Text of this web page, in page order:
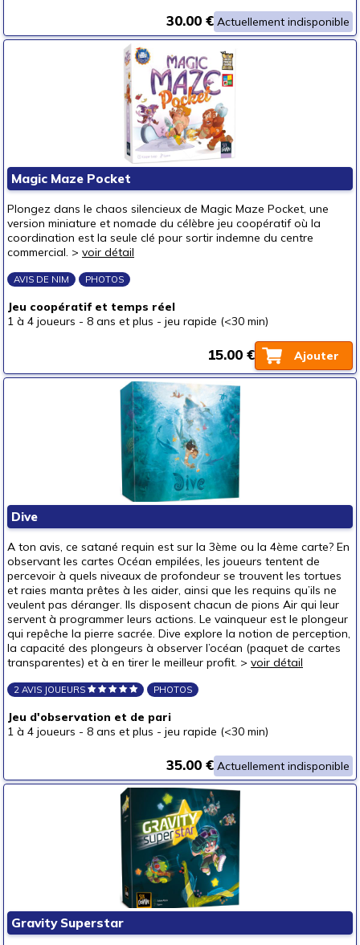
Actuellement indisponible
30.00 €
Magic Maze Pocket
Plongez dans le chaos silencieux de Magic Maze Pocket, une
version miniature et nomade du célèbre jeu coopératif où la
coordination est la seule clé pour sortir indemne du centre
commercial. > voir détail
AVIS DE NIM PHOTOS
Jeu coopératif et temps réel
1 à 4 joueurs - 8 ans et plus - jeu rapide (<30 min)
Ajouter
15.00 €
Dive
A ton avis, ce satané requin est sur la 3ème ou la 4ème carte? En
observant les cartes Océan empilées, les joueurs tentent de
percevoir à quels niveaux de profondeur se trouvent les tortues
et raies manta prêtes à les aider, ainsi que les requins qu’ils ne
veulent pas déranger. Ils disposent chacun de pions Air qui leur
servent à programmer leurs actions. Le vainqueur est le plongeur
qui repêche la pierre sacrée. Dive explore la notion de perception,
la capacité des plongeurs à observer l’océan (paquet de cartes
transparentes) et à en tirer le meilleur profit. > voir détail
2 AVIS JOUEURS PHOTOS
Jeu d'observation et de pari
1 à 4 joueurs - 8 ans et plus - jeu rapide (<30 min)
Actuellement indisponible
35.00 €
Gravity Superstar